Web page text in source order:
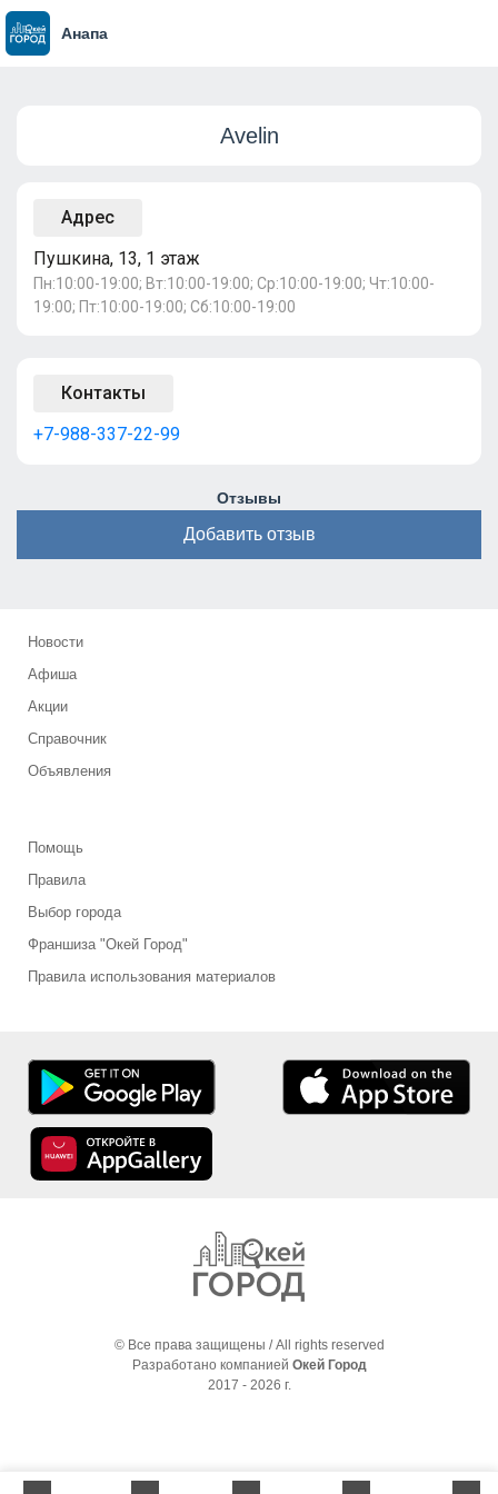
Анапа
Avelin
Адрес
Пушкина, 13, 1 этаж
Пн:10:00-19:00; Вт:10:00-19:00; Ср:10:00-19:00; Чт:10:00-
19:00; Пт:10:00-19:00; Сб:10:00-19:00
Контакты
+7-988-337-22-99
Отзывы
Добавить отзыв
Новости
Афиша
Акции
Справочник
Объявления
Помощь
Правила
Выбор города
Франшиза "Окей Город"
Правила использования материалов
© Все права защищены / All rights reserved
Разработано компанией Окей Город
2017 - 2026 г.